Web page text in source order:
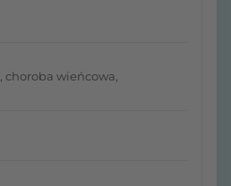
, choroba wieńcowa,